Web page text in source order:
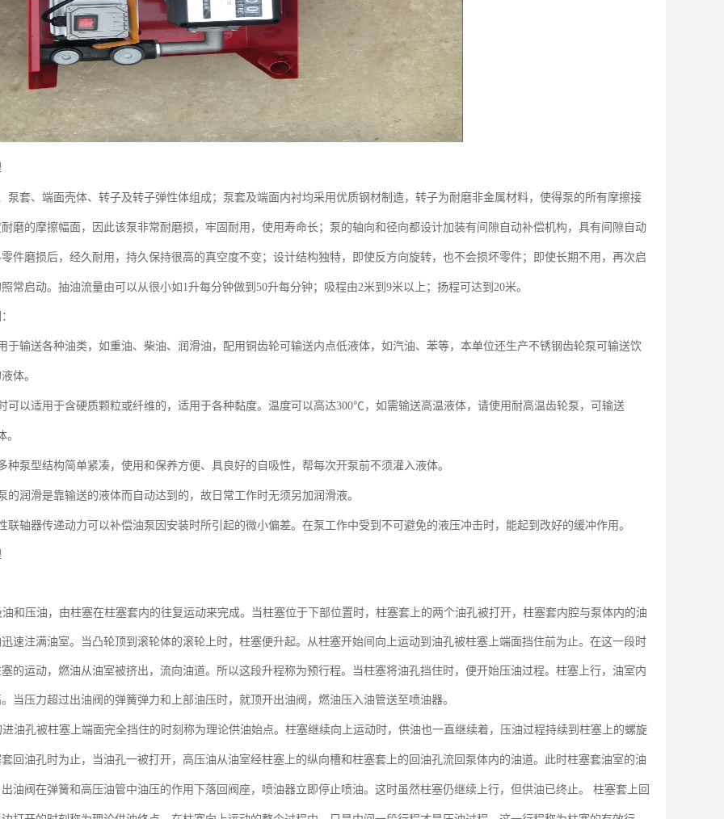
泵套、端面壳体、转子及转子弹性体组成；泵套及端面内衬均采用优质钢材制造，转子为耐磨非金属材料，使得泵的所有摩擦接
磨的摩擦幅面，因此该泵非常耐磨损，牢固耐用，使用寿命长；泵的轴向和径向都设计加装有间隙自动补偿机构，具有间隙自动
件磨损后，经久耐用，持久保持很高的真空度不变；设计结构独特，即使反方向旋转，也不会损坏零件；即使长期不用，再次启
常启动。抽油流量由可以从很小如1升每分钟做到 50升每分钟；吸程由2米到 9米以上；扬程可达到 20米。
于输送各种油类，如重油、柴油、润滑油，配用铜齿轮可输送内点低液体，如汽油、苯等，本单位还生产不锈钢齿轮泵可输送饮
体。
可以适用于含硬质颗粒或纤维的，适用于各种黏度。温度可以高达300℃，如需输送高温液体，请使用耐高温齿轮泵，可输送
种泵型结构简单紧凑，使用和保养方便、具良好的自吸性，帮每次开泵前不须灌入液体。
的润滑是靠输送的液体而自动达到的，故日常工作时无须另加润滑液。
联轴器传递动力可以补偿油泵因安装时所引起的微小偏差。在泵工作中受到不可避免的液压冲击时，能起到改好的缓冲作用。
和压油，由柱塞在柱塞套内的往复运动来完成。当柱塞位于下部位置时，柱塞套上的两个油孔被打开，柱塞套内腔与泵体内的油
速注满油室。当凸轮顶到滚轮体的滚轮上时，柱塞便升起。从柱塞开始间向上运动到油孔被柱塞上端面挡住前为止。在这一段时
的运动，燃油从油室被挤出，流向油道。所以这段升程称为预行程。当柱塞将油孔挡住时，便开始压油过程。柱塞上行，油室内
当压力超过出油阀的弹簧弹力和上部油压时，就顶开出油阀，燃油压入油管送至喷油器。
油孔被柱塞上端面完全挡住的时刻称为理论供油始点。柱塞继续向上运动时，供油也一直继续着，压油过程持续到柱塞上的螺旋
回油孔时为止，当油孔一被打开，高压油从油室经柱塞上的纵向槽和柱塞套上的回油孔流回泵体内的油道。此时柱塞套油室的油
油阀在弹簧和高压油管中油压的作用下落回阀座，喷油器立即停止喷油。这时虽然柱塞仍继续上行，但供油已终止。 柱塞套上回